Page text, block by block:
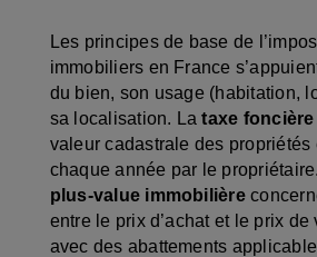
Les principes de base de
immobiliers en France
du bien, son usage (habitation,
sa localisation. Lataxe foncière
valeur cadastrale des propriétés
chaque année par le
plus-value immobilière
entre le prix d’achat et le prix de
avec des abattements